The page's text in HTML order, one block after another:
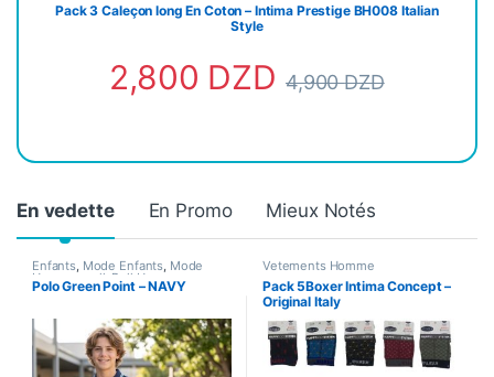
Pack 3 Caleçon long En Coton – Intima Prestige BH008 Italian
Style
2,800 DZD 4,900DZD
En vedette En Promo Mieux Notés
Enfants, Mode Enfants, Mode
Homme pull, Pull Homme ,
Vetements Enfants,Vetements
Polo Green Point – NAVY
Vetements Homme
Pack 5Boxer Intima Concept –
Original Italy